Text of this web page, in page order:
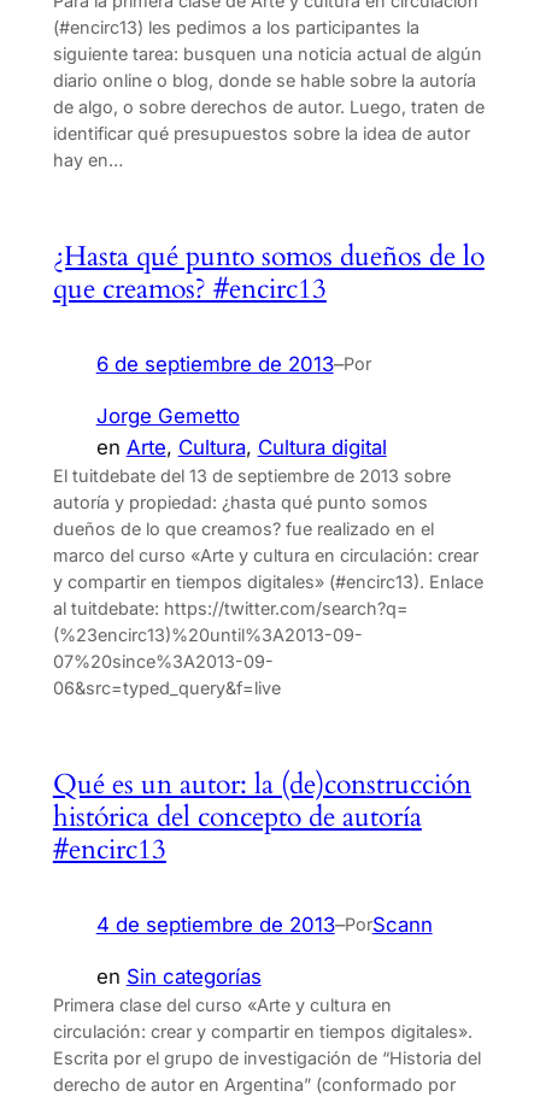
(#encirc13) les pedimos a los participantes la
siguiente tarea: busquen una noticia actual de algún
diario online o blog, donde se hable sobre la autoría
de algo, o sobre derechos de autor. Luego, traten de
identificar qué presupuestos sobre la idea de autor
hay en…
¿Hasta qué punto somos dueños de lo
que creamos? #encirc13
6 de septiembre de 2013–Por
Jorge Gemetto
en Arte, Cultura, Cultura digital
El tuitdebate del 13 de septiembre de 2013 sobre
autoría y propiedad: ¿hasta qué punto somos
dueños de lo que creamos? fue realizado en el
marco del curso «Arte y cultura en circulación: crear
y compartir en tiempos digitales» (#encirc13). Enlace
al tuitdebate: https://twitter.com/search?q=
(%23encirc13)%20until%3A2013-09-
07%20since%3A2013-09-
06&src=typed_query&f=live
Qué es un autor: la (de)construcción
histórica del concepto de autoría
#encirc13
4 de septiembre de 2013–PorScann
en Sin categorías
Primera clase del curso «Arte y cultura en
circulación: crear y compartir en tiempos digitales».
Escrita por el grupo de investigación de “Historia del
derecho de autor en Argentina” (conformado por